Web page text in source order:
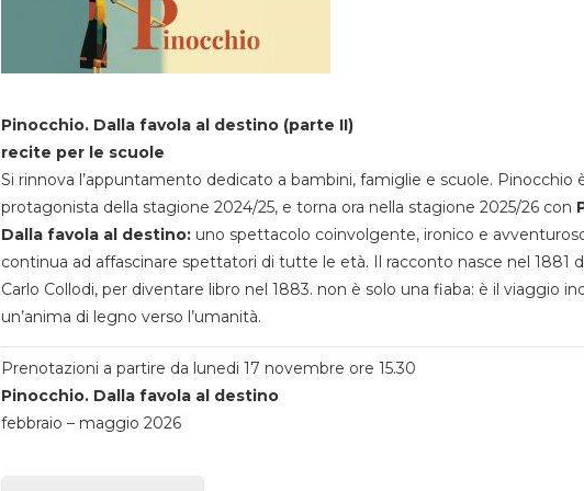
Pinocchio. Dalla favola al destino (parte II)
recite per le scuole
Si rinnova l’appuntamento dedicato a bambini, famiglie e scuole. Pinocchio
protagonista della stagione 2024/25, e torna ora nella stagione 2025/26 con
Dalla favola al destino:uno spettacolo coinvolgente, ironico e
continua ad affascinare spettatori di tutte le età. Il racconto nasce nel 1881
Carlo Collodi, per diventare libro nel 1883. non è solo una fiaba: è il viaggio
un’anima di legno verso l’umanità.
Prenotazioni a partire da lunedi 17 novembre ore 15.30
Pinocchio. Dalla favola al destino
febbraio – maggio 2026